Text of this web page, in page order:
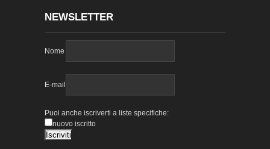
NEWSLETTER
Nome
E-mail
Puoi anche iscriverti a liste specifiche:
nuovo iscritto